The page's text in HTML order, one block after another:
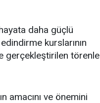
daha güçlü
kurslarının
gerçekleştirilen törenle
amacını ve önemini